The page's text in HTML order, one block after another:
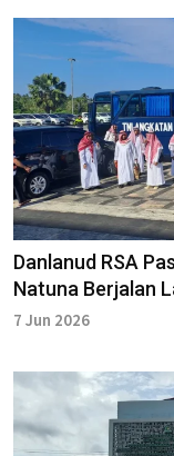
Danlanud RSA
Natuna Berjalan
7 Jun 2026